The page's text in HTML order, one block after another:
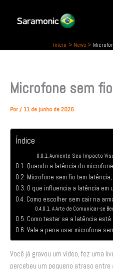
Início News
Microfone sem
Por / 11 de junho de 2026
Índice
Aumente Seu Impacto
Quando a latência do
Microfone sem fio tem
O que influencia a latência em
Como escolher sem cair na
A Arte de Comunicar-se
Como testar se a latência
Vale a pena usar microfone
Você já gravou um vídeo, fez uma
percebeu um pequeno atraso entre
r